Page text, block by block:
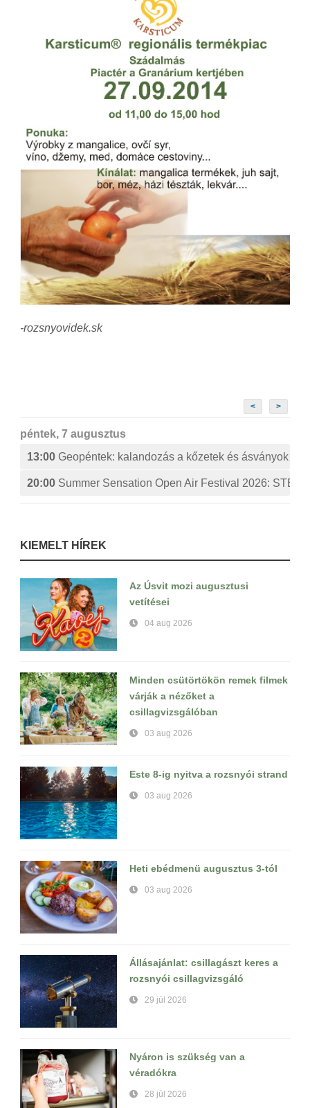
-rozsnyovidek.sk
< >
péntek, 7 augusztus
13:00 Geopéntek: kalandozás a kőzetek és ásványok
20:00 Summer Sensation Open Air Festival 2026:
KIEMELT HÍREK
Az Úsvit mozi augusztusi
vetítései
04 aug 2026
Minden csütörtökön remek filmek
várják a nézőket a
csillagvizsgálóban
03 aug 2026
Este 8-ig nyitva a rozsnyói strand
03 aug 2026
Heti ebédmenü augusztus 3-tól
03 aug 2026
Állásajánlat: csillagászt keres a
rozsnyói csillagvizsgáló
29 júl 2026
Nyáron is szükség van a
véradókra
28 júl 2026